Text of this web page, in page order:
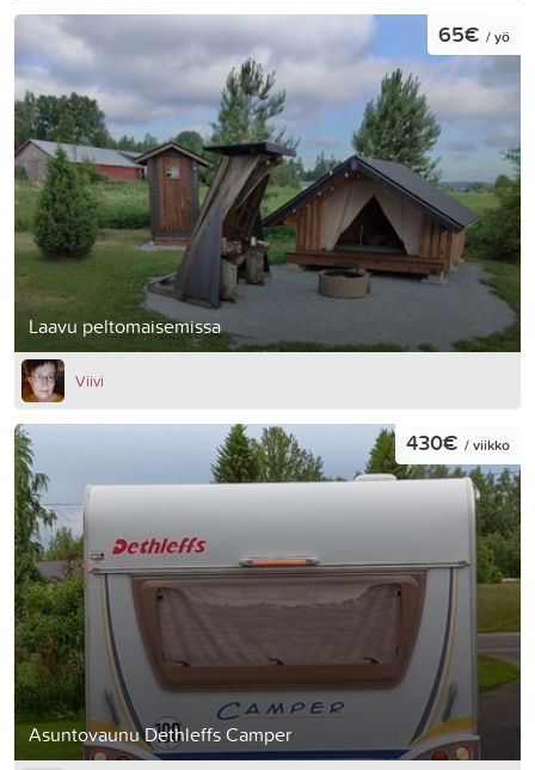
Laavu peltomaisemissa
65€ / yö
Viivi
Asuntovaunu Dethleffs Camper
430€ / viikko